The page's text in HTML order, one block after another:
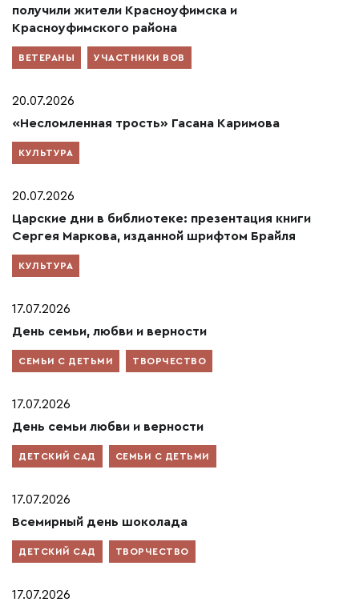
получили жители Красноуфимска и
Красноуфимского района
ВЕТЕРАНЫ УЧАСТНИКИ ВОВ
20.07.2026
«Несломленная трость» Гасана Каримова
КУЛЬТУРА
20.07.2026
Царские дни в библиотеке: презентация книги
Сергея Маркова, изданной шрифтом Брайля
КУЛЬТУРА
17.07.2026
День семьи, любви и верности
СЕМЬИ С ДЕТЬМИ ТВОРЧЕСТВО
17.07.2026
День семьи любви и верности
ДЕТСКИЙ САД СЕМЬИ С ДЕТЬМИ
17.07.2026
Всемирный день шоколада
ДЕТСКИЙ САД ТВОРЧЕСТВО
17.07.2026